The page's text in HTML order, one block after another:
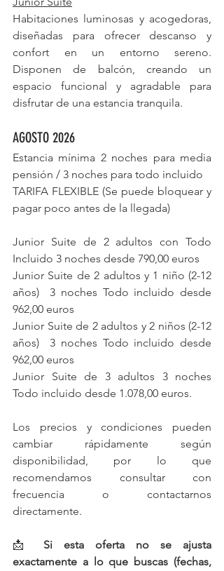
Habitaciones luminosas y acogedoras,
diseñadas para ofrecer descanso y
confort en un entorno sereno.
Disponen de balcón, creando un
espacio funcional y agradable para
disfrutar de una estancia tranquila.
AGOSTO 2026
Estancia mínima 2 noches para media
pensión / 3 noches para todo incluido
TARIFA FLEXIBLE (Se puede bloquear y
pagar poco antes de la llegada)
Junior Suite de 2 adultos con Todo
Incluido 3 noches desde 790,00 euros
Junior Suite de 2 adultos y 1 niño (2-12
años)  3 noches Todo incluido desde
962,00 euros
Junior Suite de 2 adultos y 2 niños (2-12
años)  3 noches Todo incluido desde
962,00 euros
Junior Suite de 3 adultos 3 noches
Todo incluido desde 1.078,00 euros.
Los precios y condiciones pueden
cambiar rápidamente según
disponibilidad, por lo que
recomendamos consultar con
frecuencia o contactarnos
directamente.
📩 Si esta oferta no se ajusta
exactamente a lo que buscas (fechas,